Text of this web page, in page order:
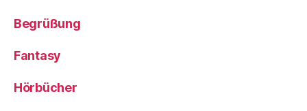
Begrüßung
Fantasy
Hörbücher